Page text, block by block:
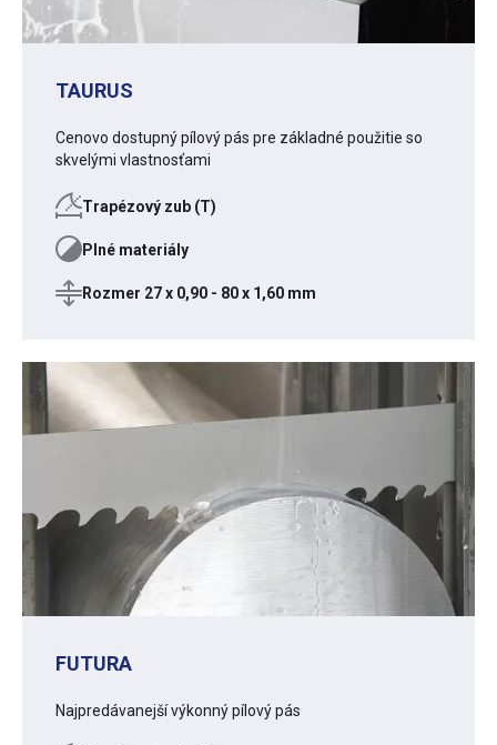
TAURUS
Cenovo dostupný pílový pás pre základné použitie so
skvelými vlastnosťami
Trapézový zub (T)
Plné materiály
Rozmer 27 x 0,90 - 80 x 1,60 mm
FUTURA
Najpredávanejší výkonný pílový pás